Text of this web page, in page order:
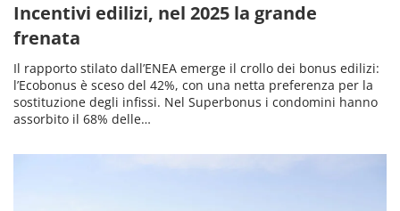
Incentivi edilizi, nel 2025 la grande
frenata
Il rapporto stilato dall’ENEA emerge il crollo dei bonus edilizi:
l’Ecobonus è sceso del 42%, con una netta preferenza per la
sostituzione degli infissi. Nel Superbonus i condomini hanno
assorbito il 68% delle…